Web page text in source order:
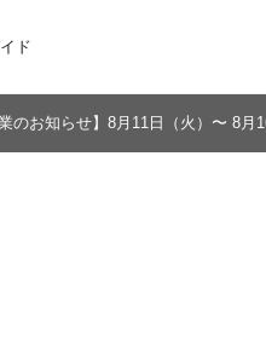
ド
業のお知らせ】8月11日（火）〜 8